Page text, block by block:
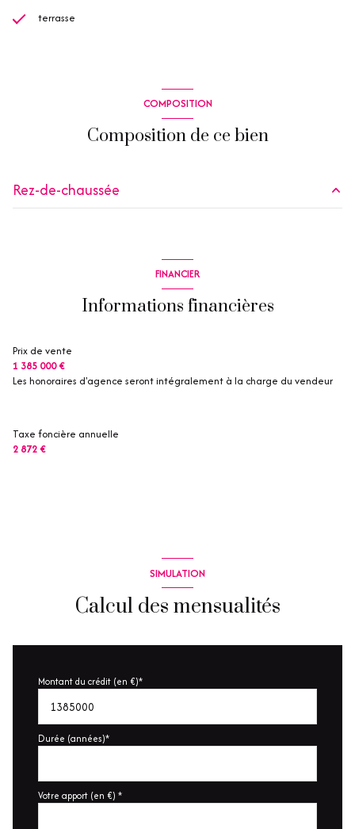
terrasse
COMPOSITION
Composition de ce bien
Rez-de-chaussée
chambre
chambre
FINANCIER
Informations financières
Prix de vente
1 385 000 €
Les honoraires d'agence seront intégralement à la charge du vendeur
Taxe foncière annuelle
2 872 €
SIMULATION
Calcul des mensualités
Montant du crédit (en €)*
Durée (années)*
Votre apport (en €) *